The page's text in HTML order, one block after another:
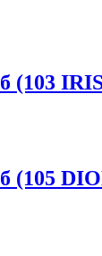
(103
(105